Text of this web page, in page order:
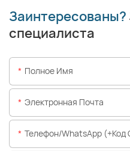
Заинтересованы?
специалиста
Полное Имя
Электронная Почта
Телефон/WhatsApp (+код